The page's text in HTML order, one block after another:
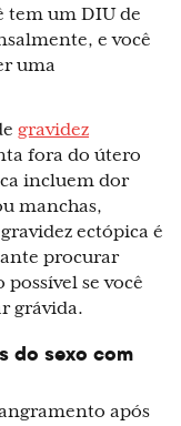
tem um DIU de
e você
uma
gravidez
fora do útero
incluem dor
manchas,
ectópica é
procurar
se você
grávida.
do sexo com
após